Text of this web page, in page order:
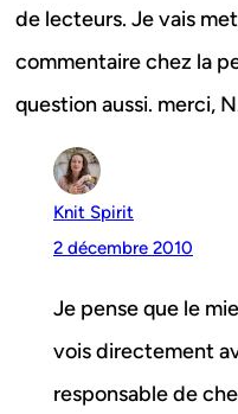
de lecteurs. Je vais
commentaire chez la
question aussi. merci,
Knit Spirit
2 décembre 2010
Je pense que le
vois directement
responsable de